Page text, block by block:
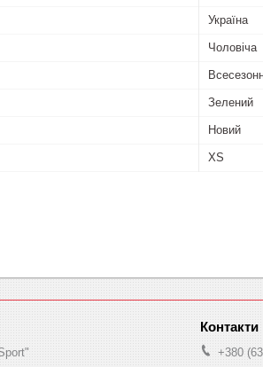
Україна
Чоловіча
Зелений
Новий
XS
+380